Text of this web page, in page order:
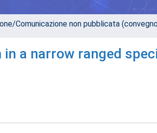
Comunicazione non pubblicata
a narrow ranged